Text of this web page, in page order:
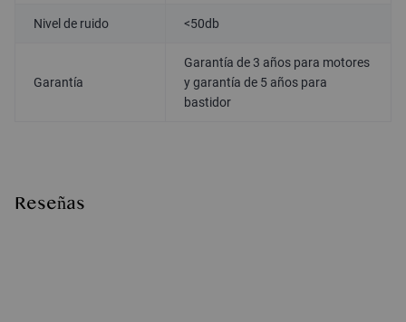
Nivel de ruido <50db
Garantía
Garantía de 3 años para motores
y garantía de 5 años para
bastidor
Reseñas